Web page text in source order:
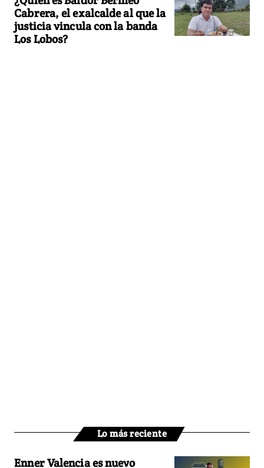
Cabrera, el exalcalde al que la
justicia vincula con la banda
Los Lobos?
Lo más reciente
Enner Valencia es nuevo